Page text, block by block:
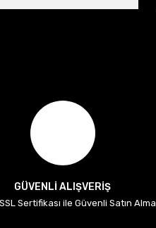
GÜVENLİ ALIŞVERİŞ
Sertifikası ile Güvenli Satın Alma